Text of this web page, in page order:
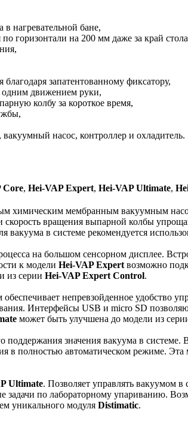
в нагревательной бане,
горизонтали на 200 мм даже за край
благодаря запатентованному фиксатору,
одним движением руки,
колбу за короткое время,
насос, контроллер и охладитель.
Core, Hei-VAP Expert, Hei-VAP Ultimate,
химическим мембранным вакуумным
вращения выпарной колбы
в системе рекомендуется
на большом сенсорном дисплее.
к модели Hei-VAP Expert возможно
из серии Hei-VAP Expert Control.
непревзойденное удобство
Интерфейсы USB и micro SD
может быть улучшена до модели из
поддержания значения вакуума в
в полностью автоматическом режиме.
Ultimate. Позволяет управлять вакуумом в
по лабораторному упариванию.
уникального модуля Distimatic.